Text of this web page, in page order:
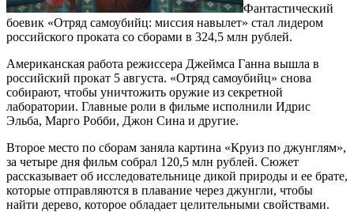
Фантастический
боевик «Отряд самоубийц: миссия навылет» стал лидером
российского проката со сборами в 324,5 млн рублей.
Американская работа режиссера Джеймса Ганна вышла в
российский прокат 5 августа. «Отряд самоубийц» снова
собирают, чтобы уничтожить оружие из секретной
лаборатории. Главные роли в фильме исполнили Идрис
Эльба, Марго Робби, Джон Сина и другие.
Второе место по сборам заняла картина «Круиз по джунглям»,
за четыре дня фильм собрал 120,5 млн рублей. Сюжет
рассказывает об исследовательнице дикой природы и ее брате,
которые отправляются в плавание через джунгли, чтобы
найти дерево, которое обладает целительными свойствами.